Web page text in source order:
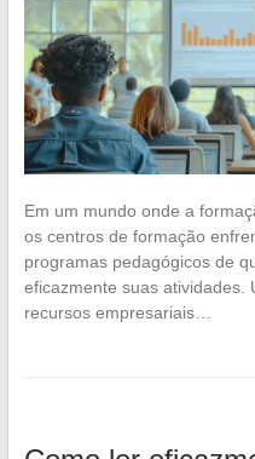
Em um mundo onde a
os centros de formação
programas pedagógicos de
eficazmente suas atividades.
recursos empresariais…